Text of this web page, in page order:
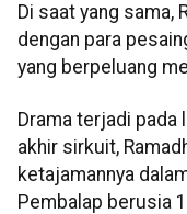
Di saat yang sama,
dengan para
yang berpeluang
Drama terjadi
akhir sirkuit,
ketajamannya
Pembalap berusia